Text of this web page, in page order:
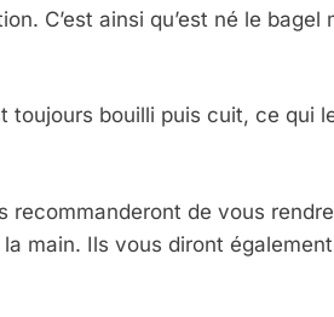
C’est ainsi qu’est né le bagel
bouilli puis cuit, ce qui
recommanderont de vous
main. Ils vous diront
: POURQUOI JE